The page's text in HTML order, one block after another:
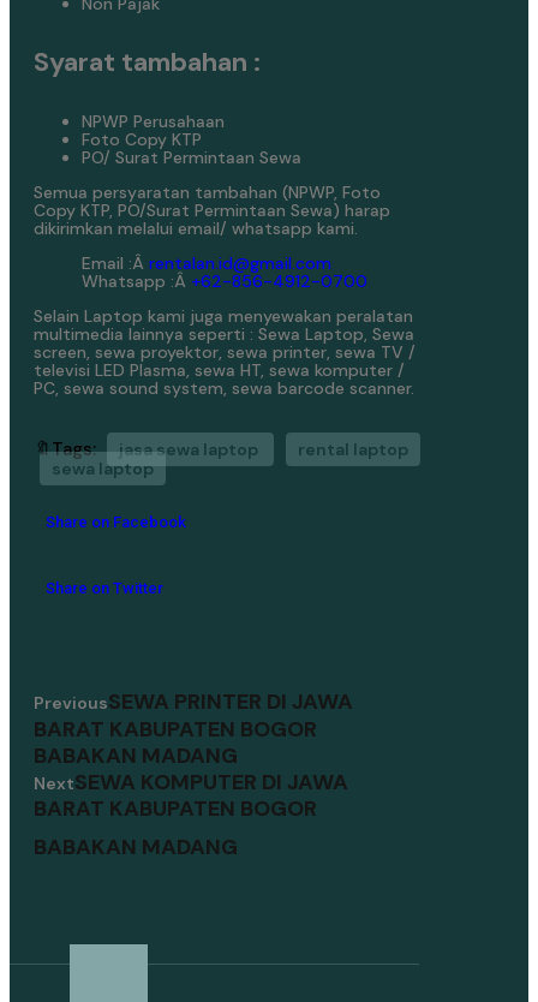
Syarat tambahan :
NPWP Perusahaan
Foto Copy KTP
PO/ Surat Permintaan Sewa
Semua persyaratan tambahan (NPWP, Foto
Copy KTP, PO/Surat Permintaan Sewa) harap
dikirimkan melalui email/ whatsapp kami.
Email :Â rentalan.id@gmail.com
Whatsapp :Â +62-856-4912-0700
Selain Laptop kami juga menyewakan peralatan
multimedia lainnya seperti : Sewa Laptop, Sewa
screen, sewa proyektor, sewa printer, sewa TV /
televisi LED Plasma, sewa HT, sewa komputer /
PC, sewa sound system, sewa barcode scanner.
🔖Tags: jasa sewa laptop
rental laptop
sewa laptop
Share on Facebook
Share on Twitter
PreviousSEWA PRINTER DI JAWA
BARAT KABUPATEN BOGOR
BABAKAN MADANG
NextSEWA KOMPUTER DI JAWA
BARAT KABUPATEN BOGOR
BABAKAN MADANG